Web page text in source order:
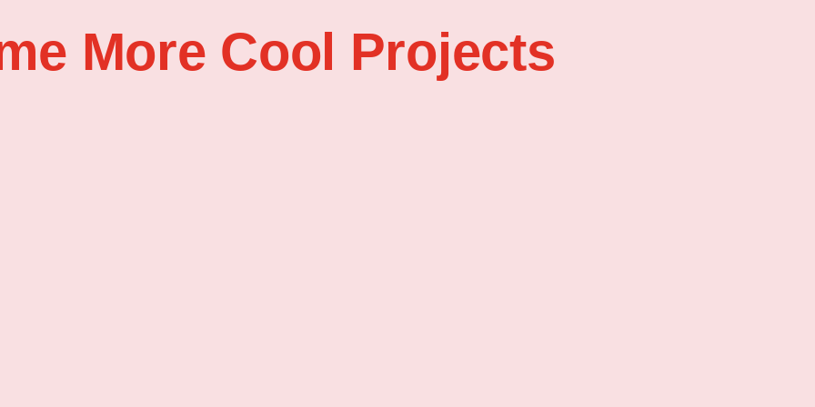
More Cool Projects